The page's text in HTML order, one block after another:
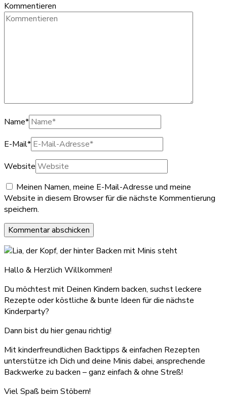
Kommentieren
Name*
E-Mail*
Website
Meinen Namen, meine E-Mail-Adresse und meine
Website in diesem Browser für die nächste Kommentierung
speichern.
Hallo & Herzlich Willkommen!
Du möchtest mit Deinen Kindern backen, suchst leckere
Rezepte oder köstliche & bunte Ideen für die nächste
Kinderparty?
Dann bist du hier genau richtig!
Mit kinderfreundlichen Backtipps & einfachen Rezepten
unterstütze ich Dich und deine Minis dabei, ansprechende
Backwerke zu backen – ganz einfach & ohne Streß!
Viel Spaß beim Stöbern!